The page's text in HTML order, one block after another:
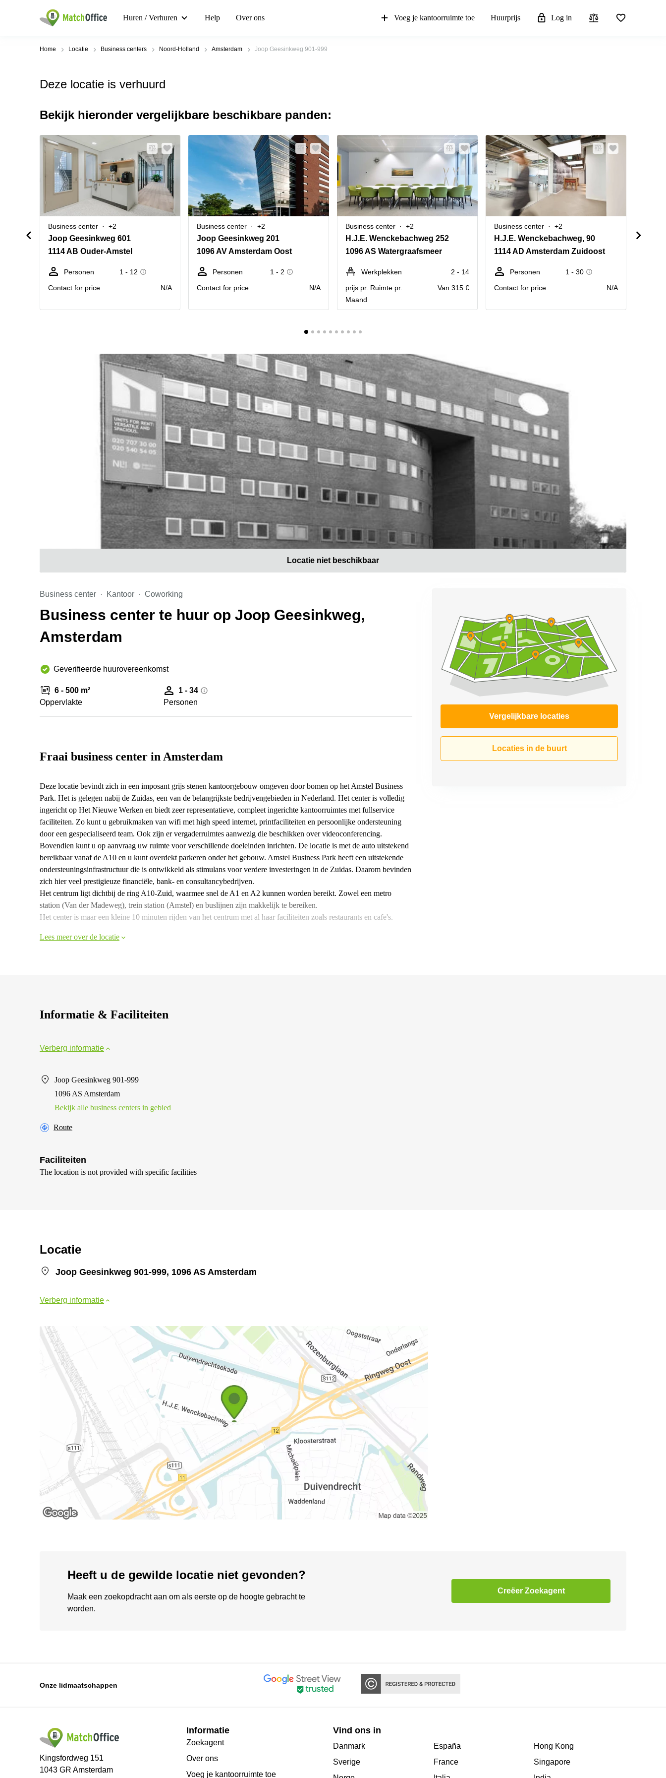
Huren / Verhuren Help Over ons Voeg je kantoorruimte toe Huurprijs Log in
Home Locatie Business centers Noord-Holland Amsterdam Joop Geesinkweg 901-999
Deze locatie is verhuurd
Bekijk hieronder vergelijkbare beschikbare panden:
Business center +2
Joop Geesinkweg 601
1114 AB Ouder-Amstel
Personen
1 - 12
Contact for price
N/A
Business center +2
Joop Geesinkweg 201
1096 AV Amsterdam Oost
Personen
1 - 2
Contact for price
N/A
Business center +2
H.J.E. Wenckebachweg 252
1096 AS Watergraafsmeer
Werkplekken
2 - 14
prijs pr. Ruimte pr.
Maand
Van 315 €
Business center +2
H.J.E. Wenckebachweg, 90
1114 AD Amsterdam Zuidoost
Personen
1 - 30
Contact for price
N/A
Locatie niet beschikbaar
Business center Kantoor Coworking
Business center te huur op Joop Geesinkweg,
Amsterdam
Geverifieerde huurovereenkomst
6 - 500 m²
Oppervlakte
1 - 34
Personen
Vergelijkbare locaties
Locaties in de buurt
Fraai business center in Amsterdam
Deze locatie bevindt zich in een imposant grijs stenen kantoorgebouw omgeven door bomen op het Amstel Business
Park. Het is gelegen nabij de Zuidas, een van de belangrijkste bedrijvengebieden in Nederland. Het center is volledig
ingericht op Het Nieuwe Werken en biedt zeer representatieve, compleet ingerichte kantoorruimtes met fullservice
faciliteiten. Zo kunt u gebruikmaken van wifi met high speed internet, printfaciliteiten en persoonlijke ondersteuning
door een gespecialiseerd team. Ook zijn er vergaderruimtes aanwezig die beschikken over videoconferencing.
Bovendien kunt u op aanvraag uw ruimte voor verschillende doeleinden inrichten. De locatie is met de auto uitstekend
bereikbaar vanaf de A10 en u kunt overdekt parkeren onder het gebouw. Amstel Business Park heeft een uitstekende
ondersteuningsinfrastructuur die is ontwikkeld als stimulans voor verdere investeringen in de Zuidas. Daarom bevinden
zich hier veel prestigieuze financiële, bank- en consultancybedrijven.
Het centrum ligt dichtbij de ring A10-Zuid, waarmee snel de A1 en A2 kunnen worden bereikt. Zowel een metro
station (Van der Madeweg), trein station (Amstel) en buslijnen zijn makkelijk te bereiken.
Het center is maar een kleine 10 minuten rijden van het centrum met al haar faciliteiten zoals restaurants en cafe's.
Lees meer over de locatie
Informatie & Faciliteiten
Verberg informatie
Joop Geesinkweg 901-999
1096 AS Amsterdam
Bekijk alle business centers in gebied
Route
Faciliteiten
The location is not provided with specific facilities
Locatie
Joop Geesinkweg 901-999, 1096 AS Amsterdam
Verberg informatie
Heeft u de gewilde locatie niet gevonden?
Maak een zoekopdracht aan om als eerste op de hoogte gebracht te
worden.
Creëer Zoekagent
Onze lidmaatschappen
Kingsfordweg 151
1043 GR Amsterdam
Informatie
Zoekagent
Over ons
Voeg je kantoorruimte toe
Vind ons in
Danmark
Sverige
España
France
Hong Kong
Singapore